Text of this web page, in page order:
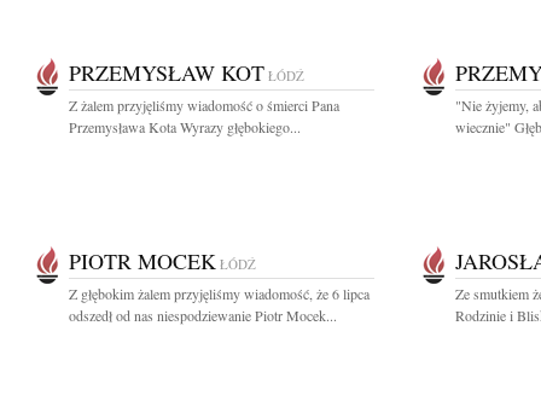
PRZEMYSŁAW KOT ŁÓDŹ
Z żalem przyjęliśmy wiadomość o śmierci Pana
Przemysława Kota Wyrazy głębokiego...
"Nie żyjemy,
wiecznie"
PIOTR MOCEK ŁÓDŹ
Z głębokim żalem przyjęliśmy wiadomość, że 6 lipca
odszedł od nas niespodziewanie Piotr Mocek...
Ze smutkiem
Rodzinie i